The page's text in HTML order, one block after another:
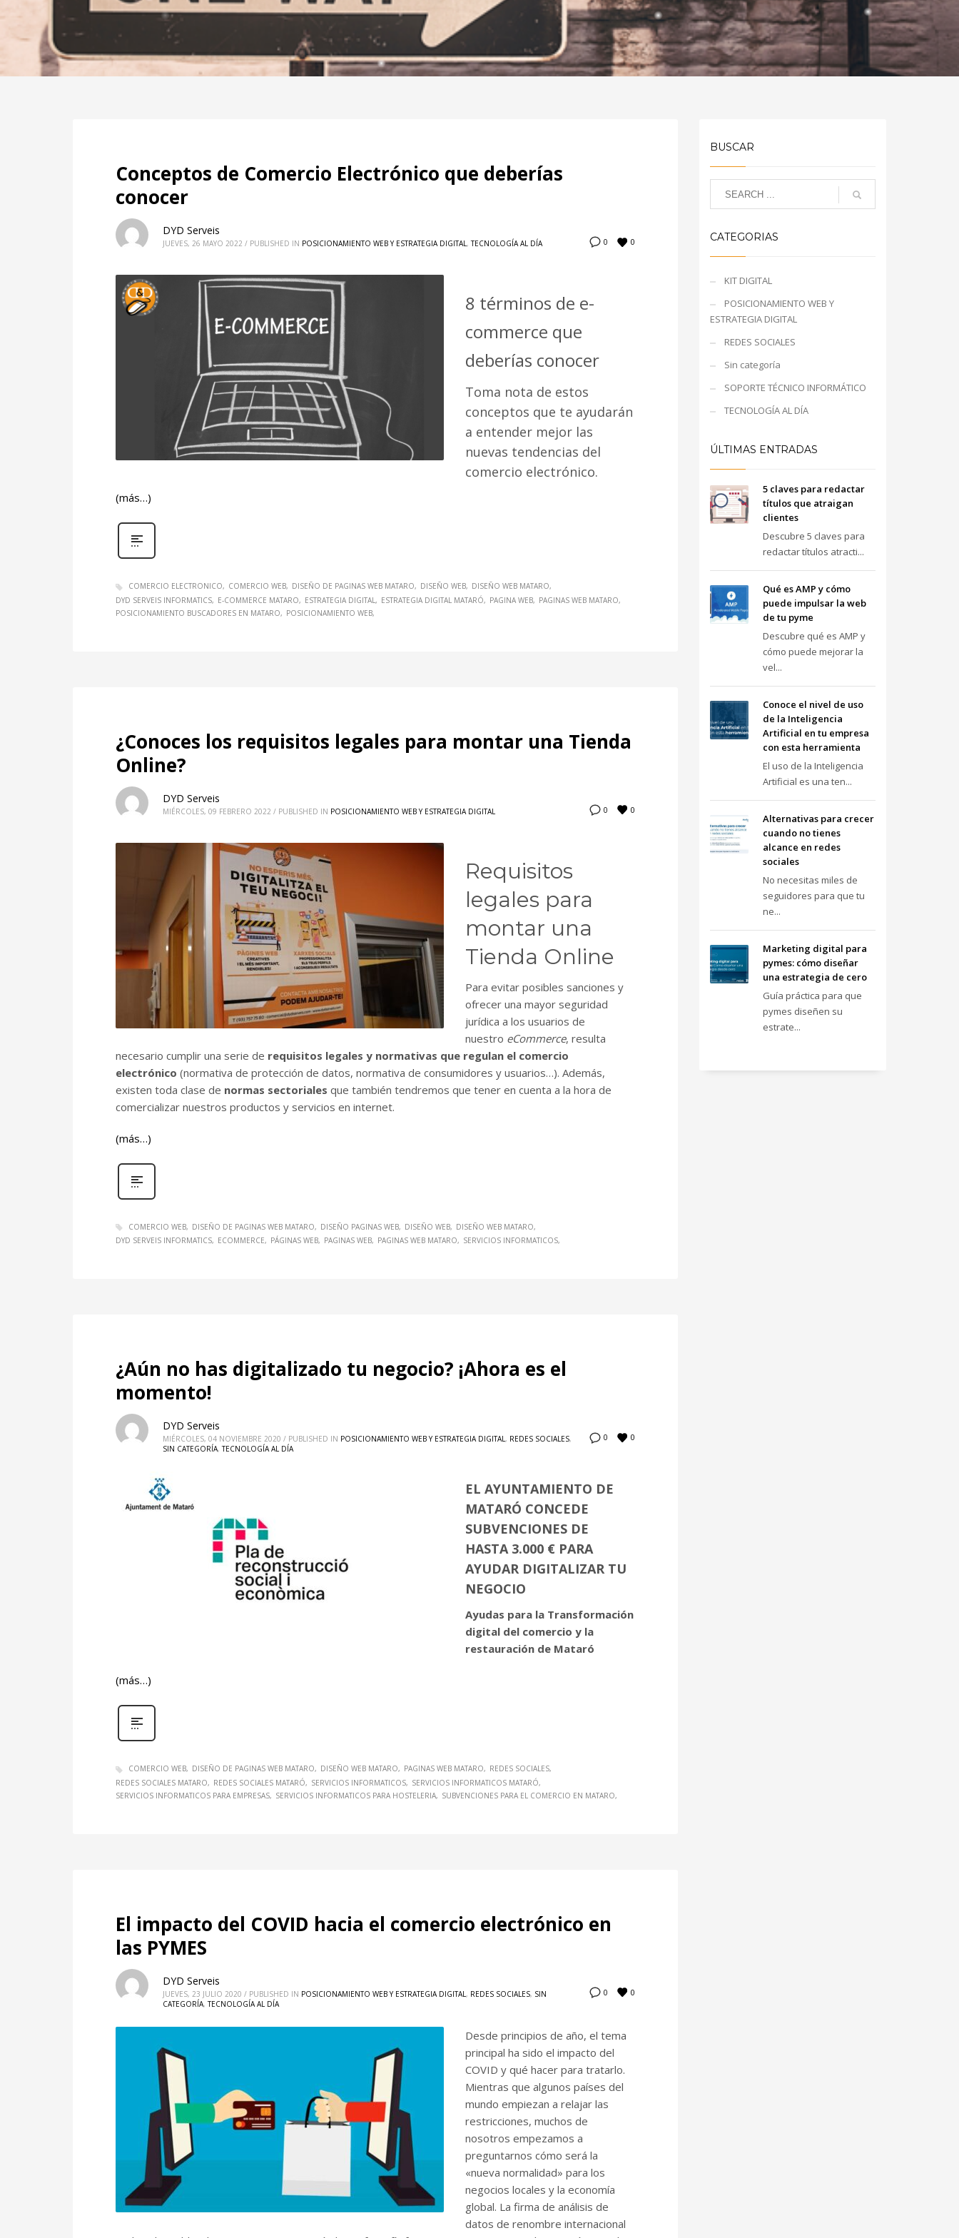
Conceptos de Comercio Electrónico que deberías
conocer
0 0
DYD Serveis
JUEVES, 26 MAYO 2022 / PUBLISHED IN POSICIONAMIENTO WEB Y ESTRATEGIA DIGITAL,TECNOLOGÍA AL DÍA
8 términos de e-
commerce que
deberías conocer
Toma nota de estos
conceptos que te ayudarán
a entender mejor las
nuevas tendencias del
comercio electrónico.
(más…)
COMERCIO ELECTRONICO COMERCIO WEB DISEÑO DE PAGINAS WEB MATARO DISEÑO WEB
DISEÑO WEB MATARO
DYD SERVEIS INFORMATICS
E-COMMERCE MATARO ESTRATEGIA DIGITAL ESTRATEGIA DIGITAL MATARÓ PAGINA WEB
PAGINAS WEB MATARO
POSICIONAMIENTO BUSCADORES EN MATARO
POSICIONAMIENTO WEB
¿Conoces los requisitos legales para montar una Tienda
Online?
0 0
DYD Serveis
MIÉRCOLES, 09 FEBRERO 2022 / PUBLISHED IN POSICIONAMIENTO WEB Y ESTRATEGIA DIGITAL
Requisitos
legales para
montar una
Tienda Online
Para evitar posibles sanciones y
ofrecer una mayor seguridad
jurídica a los usuarios de
nuestro eCommerce, resulta
necesario cumplir una serie de requisitos legales y normativas que regulan el comercio
electrónico (normativa de protección de datos, normativa de consumidores y usuarios…). Además,
existen toda clase de normas sectoriales que también tendremos que tener en cuenta a la hora de
comercializar nuestros productos y servicios en internet.
(más…)
COMERCIO WEB DISEÑO DE PAGINAS WEB MATARO DISEÑO PAGINAS WEB DISEÑO WEB
DISEÑO WEB MATARO
DYD SERVEIS INFORMATICS
ECOMMERCE PÁGINAS WEB PAGINAS WEB PAGINAS WEB MATARO SERVICIOS INFORMATICOS
¿Aún no has digitalizado tu negocio? ¡Ahora es el
momento!
0 0
DYD Serveis
MIÉRCOLES, 04 NOVIEMBRE 2020 / PUBLISHED IN POSICIONAMIENTO WEB Y ESTRATEGIA DIGITAL, REDES SOCIALES,
SIN CATEGORÍA,TECNOLOGÍA AL DÍA
EL AYUNTAMIENTO DE
MATARÓ CONCEDE
SUBVENCIONES DE
HASTA 3.000 € PARA
AYUDAR DIGITALIZAR TU
NEGOCIO
Ayudas para la Transformación
digital del comercio y la
restauración de Mataró
(más…)
COMERCIO WEB DISEÑO DE PAGINAS WEB MATARO DISEÑO WEB MATARO PAGINAS WEB MATARO
REDES SOCIALES
REDES SOCIALES MATARO
REDES SOCIALES MATARÓ SERVICIOS INFORMATICOS
SERVICIOS INFORMATICOS MATARÓ
SERVICIOS INFORMATICOS PARA EMPRESAS
SERVICIOS INFORMATICOS PARA HOSTELERIA SUBVENCIONES PARA EL COMERCIO EN MATARO
El impacto del COVID hacia el comercio electrónico en
las PYMES
0 0
DYD Serveis
JUEVES, 23 JULIO 2020 / PUBLISHED IN POSICIONAMIENTO WEB Y ESTRATEGIA DIGITAL , REDES SOCIALES, SIN
CATEGORÍA,TECNOLOGÍA AL DÍA
Desde principios de año, el tema
principal ha sido el impacto del
COVID y qué hacer para tratarlo.
Mientras que algunos países del
mundo empiezan a relajar las
restricciones, muchos de
nosotros empezamos a
preguntarnos cómo será la
«nueva normalidad» para los
negocios locales y la economía
global. La firma de análisis de
datos de renombre internacional
BUSCAR
CATEGORIAS
KIT DIGITAL
POSICIONAMIENTO WEB Y
ESTRATEGIA DIGITAL
REDES SOCIALES
Sin categoría
SOPORTE TÉCNICO INFORMÁTICO
TECNOLOGÍA AL DÍA
ÚLTIMAS ENTRADAS
5 claves para redactar
títulos que atraigan
clientes
Descubre 5 claves para
redactar títulos atracti...
Qué es AMP y cómo
puede impulsar la web
de tu pyme
Descubre qué es AMP y
cómo puede mejorar la
vel...
Conoce el nivel de uso
de la Inteligencia
Artificial en tu empresa
con esta herramienta
El uso de la Inteligencia
Artificial es una ten...
Alternativas para crecer
cuando no tienes
alcance en redes
sociales
No necesitas miles de
seguidores para que tu
ne...
Marketing digital para
pymes: cómo diseñar
una estrategia de cero
Guía práctica para que
pymes diseñen su
estrate...